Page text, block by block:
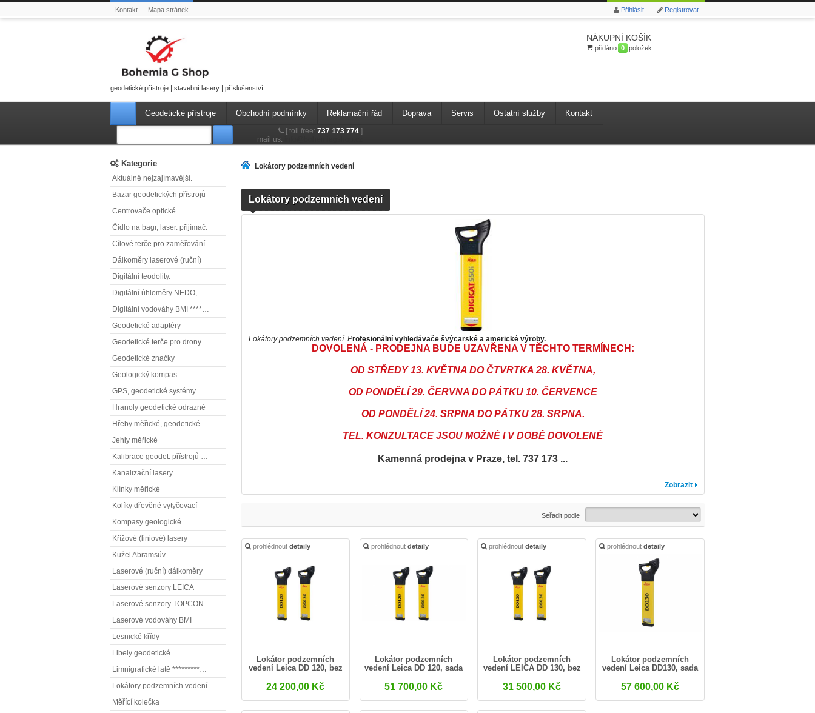
Kontakt Mapa stránek Registrovat
Přihlásit
geodetické přístroje | stavební lasery | příslušenství
NÁKUPNÍ KOŠÍK
přidáno 0 položek
Geodetické přístroje Obchodní podmínky Reklamační řád Doprava Servis Ostatní služby Kontakt
[toll free: 737 173 774]
mail us:
Kategorie
Aktuálně nejzajímavější.
Bazar geodetických přístrojů
Centrovače optické.
Čidlo na bagr, laser. přijímač.
Cílové terče pro zaměřování
Dálkoměry laserové (ruční)
Digitální teodolity.
Digitální úhloměry NEDO, NESTLE (elektronické úhloměry)
Digitální vodováhy BMI **** (elektronické vodováhy)
Geodetické adaptéry
Geodetické terče pro drony ( reflexní terčíky, štítky, terče pro fotogrammetrii)
Geodetické značky
Geologický kompas
GPS, geodetické systémy.
Hranoly geodetické odrazné
Hřeby měřické, geodetické
Jehly měřické
Kalibrace geodet. přístrojů a příslušenství.
Kanalizační lasery.
Klínky měřické
Kolíky dřevěné vytyčovací
Kompasy geologické.
Křížové (liniové) lasery
Kužel Abramsův.
Laserové (ruční) dálkoměry
Laserové senzory LEICA
Laserové senzory TOPCON
Laserové vodováhy BMI
Lesnické křídy
Libely geodetické
Limnigrafické latě ************( vodočetné latě)
Lokátory podzemních vedení
Měřící kolečka
Lokátory podzemních vedení
Lokátory podzemních vedení
Lokátory podzemních vedení. Profesionální vyhledávače švýcarské a americké výroby.
DOVOLENÁ - PRODEJNA BUDE UZAVŘENA V TĚCHTO TERMÍNECH:
OD STŘEDY 13. KVĚTNA DO ČTVRTKA 28. KVĚTNA,
OD PONDĚLÍ 29. ČERVNA DO PÁTKU 10. ČERVENCE
OD PONDĚLÍ 24. SRPNA DO PÁTKU 28. SRPNA.
TEL. KONZULTACE JSOU MOŽNÉ I V DOBĚ DOVOLENÉ
Kamenná prodejna v Praze, tel. 737 173 ...
Zobrazit
Seřadit podle
prohlédnout detaily
Lokátor podzemních
vedení Leica DD 120, bez
24 200,00 Kč
prohlédnout detaily
Lokátor podzemních
vedení Leica DD 120, sada
51 700,00 Kč
prohlédnoutdetaily
Lokátor podzemních
vedení LEICA DD 130, bez
31 500,00 Kč
prohlédnoutdetaily
Lokátor podzemních
vedení Leica DD130, sada
57 600,00 Kč